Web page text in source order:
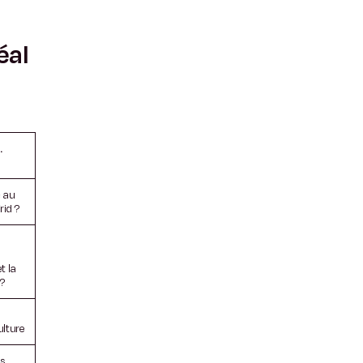
au
?
la